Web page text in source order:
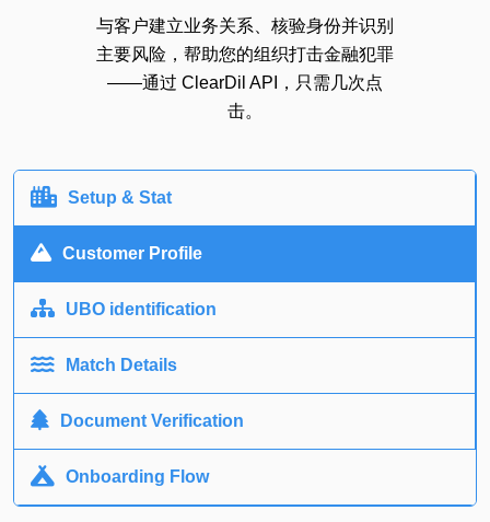
与客户建立业务关系、核验身份并识别
主要风险，帮助您的组织打击金融犯罪
——通过 ClearDil API，只需几次点
击。
Setup & Stat
Customer Profile
UBO identification
Match Details
Document Verification
Onboarding Flow